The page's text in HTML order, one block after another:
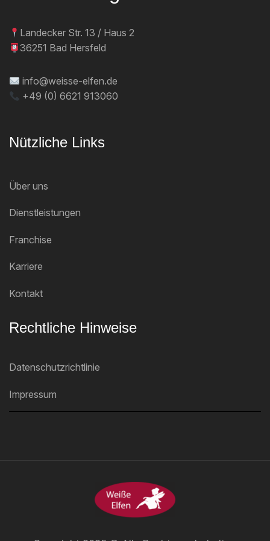
Landecker Str. 13 / Haus 2
36251 Bad Hersfeld
info@weisse-elfen.de
+49 (0) 6621 913060
Nützliche Links
Über uns
Dienstleistungen
Franchise
Karriere
Kontakt
Rechtliche Hinweise
Datenschutzrichtlinie
Impressum